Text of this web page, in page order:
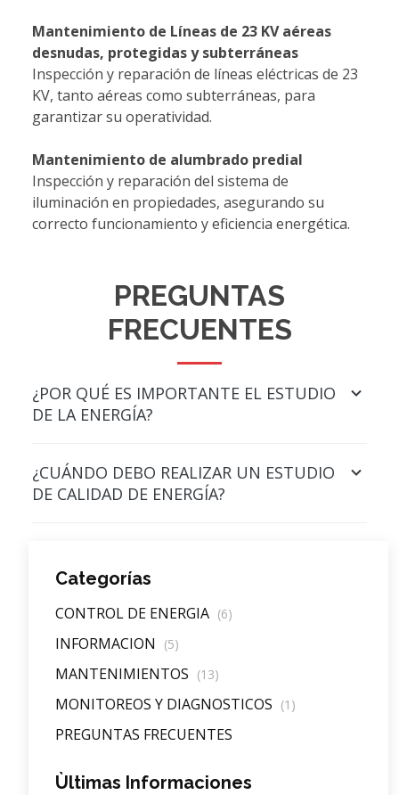
Mantenimiento de Líneas de 23 KV aéreas
desnudas, protegidas y subterráneas
Inspección y reparación de líneas eléctricas de 23
KV, tanto aéreas como subterráneas, para
garantizar su operatividad.
Mantenimiento de alumbrado predial
Inspección y reparación del sistema de
iluminación en propiedades, asegurando su
correcto funcionamiento y eficiencia energética.
PREGUNTAS
FRECUENTES
¿POR QUÉ ES IMPORTANTE EL ESTUDIO
DE LA ENERGÍA?
¿CUÁNDO DEBO REALIZAR UN ESTUDIO
DE CALIDAD DE ENERGÍA?
Categorías
CONTROL DE ENERGIA (6)
INFORMACION (5)
MANTENIMIENTOS (13)
MONITOREOS Y DIAGNOSTICOS (1)
PREGUNTAS FRECUENTES
Ùltimas Informaciones